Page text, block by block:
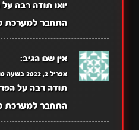
יואו תודה רבה
התחבר למערכת
אין שם הגיב:
אפריל 2, 2022 בשעה 11:10 pm
תודה רבה על
התחבר למערכת